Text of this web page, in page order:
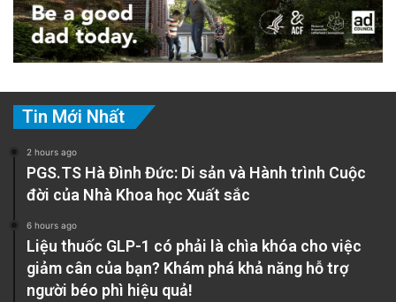
Tin Mới Nhất
2 hours ago
PGS.TS Hà Đình Đức: Di sản và Hành trình Cuộc
đời của Nhà Khoa học Xuất sắc
6 hours ago
Liệu thuốc GLP-1 có phải là chìa khóa cho việc
giảm cân của bạn? Khám phá khả năng hỗ trợ
người béo phì hiệu quả!